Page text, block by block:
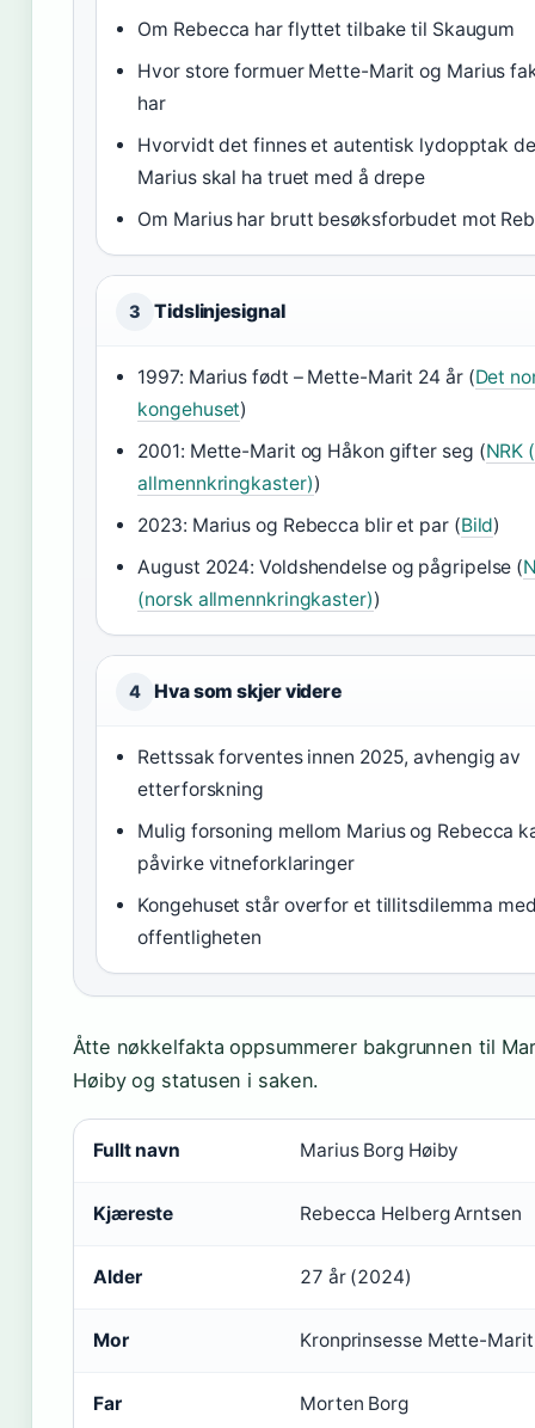
Om Rebecca har flyttet tilbake til Skaugum
Hvor store formuer Mette-Marit og Marius
har
Hvorvidt det finnes et autentisk lydopptak
Marius skal ha truet med å drepe
Om Marius har brutt besøksforbudet mot
3 Tidslinjesignal
1997: Marius født – Mette-Marit 24 år (Det
kongehuset)
2001: Mette-Marit og Håkon gifter seg (NRK
allmennkringkaster))
2023: Marius og Rebecca blir et par (Bild)
August 2024: Voldshendelse og pågripelse (
(norsk allmennkringkaster))
4 Hva som skjer videre
Rettssak forventes innen 2025, avhengig av
etterforskning
Mulig forsoning mellom Marius og Rebecca
påvirke vitneforklaringer
Kongehuset står overfor et tillitsdilemma
offentligheten
Åtte nøkkelfakta oppsummerer bakgrunnen til
Høiby og statusen i saken.
Fullt navn Marius Borg Høiby
Kjæreste Rebecca Helberg Arntsen
Alder 27 år (2024)
Mor Kronprinsesse Mette-Marit
Far Morten Borg